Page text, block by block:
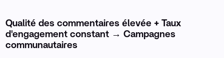
Qualité des commentaires élevée + Taux
d'engagement constant → Campagnes
communautaires